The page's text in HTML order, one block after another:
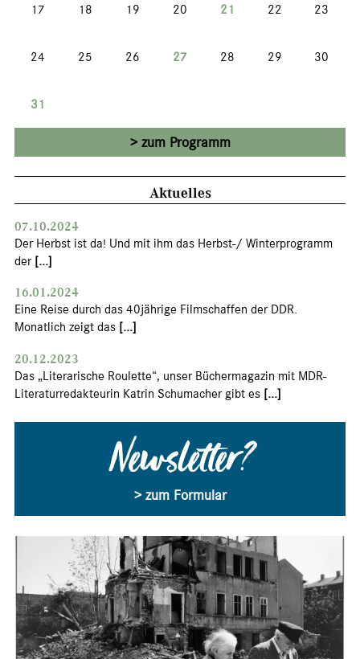
17 18 19 20 21 22 23
24 25 26 27 28 29 30
31
zum Programm
Aktuelles
07.10.2024
Der Herbst ist da! Und mit ihm das Herbst-/ Winterprogramm
der [...]
16.01.2024
Eine Reise durch das 40jährige Filmschaffen der DDR.
Monatlich zeigt das [...]
20.12.2023
Das „Literarische Roulette“, unser Büchermagazin mit MDR-
Literaturredakteurin Katrin Schumacher gibt es [...]
Newsletter?
> zum Formular